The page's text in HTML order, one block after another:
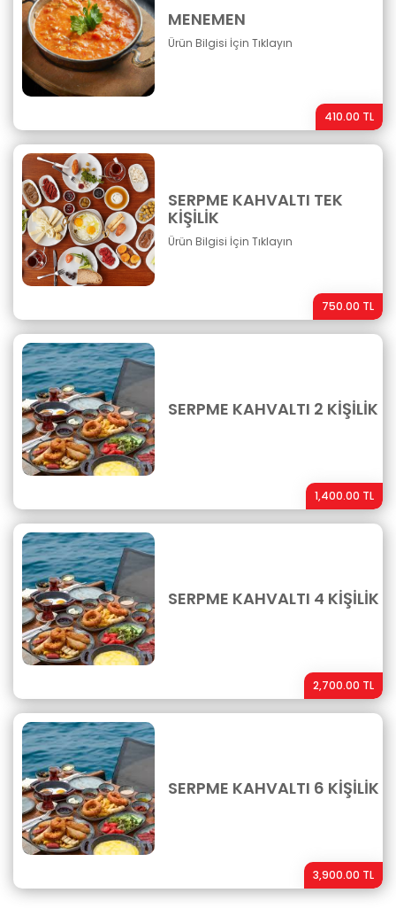
MENEMEN
Ürün Bilgisi İçin Tıklayın
410.00 TL
SERPME KAHVALTI TEK
KİŞİLİK
Ürün Bilgisi İçin Tıklayın
750.00 TL
SERPME KAHVALTI 2 KİŞİLİK
1,400.00 TL
SERPME KAHVALTI 4 KİŞİLİK
2,700.00 TL
SERPME KAHVALTI 6 KİŞİLİK
3,900.00 TL